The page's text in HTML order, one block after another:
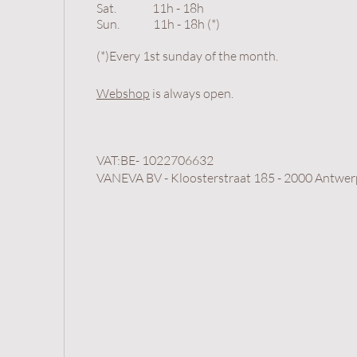
Sat. 11h - 18h
Sun.
11h - 18h (*)
(*)Every 1st sunday of the month.
Webshop is always open.
VAT:BE- 1022706632
VANEVA BV - Kloosterstraat 185 - 2000